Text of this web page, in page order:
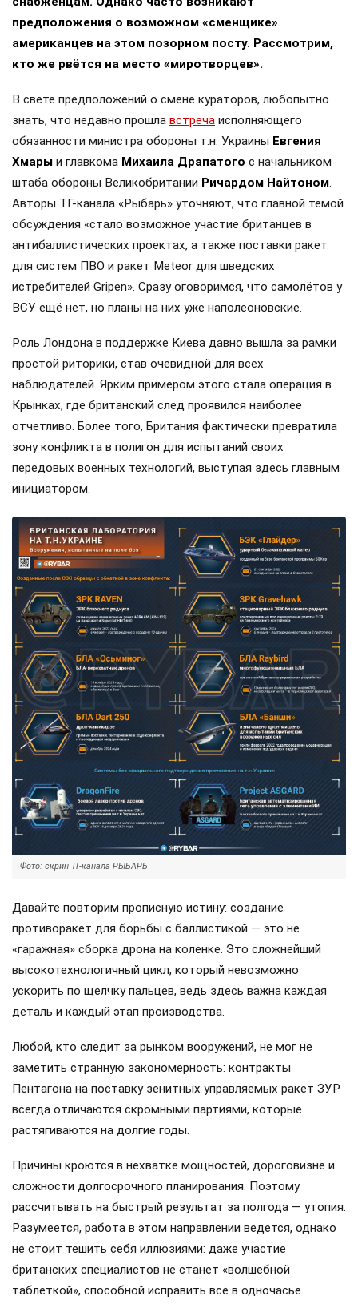
предположения о возможном «сменщике»
американцев на этом позорном посту. Рассмотрим,
кто же рвётся на место «миротворцев».
В свете предположений о смене кураторов, любопытно
знать, что недавно прошла встреча исполняющего
обязанности министра обороны т.н. Украины Евгения
Хмары и главкома Михаила Драпатого с начальником
штаба обороны Великобритании Ричардом Найтоном.
Авторы ТГ-канала «Рыбарь» уточняют, что главной темой
обсуждения «стало возможное участие британцев в
антибаллистических проектах, а также поставки ракет
для систем ПВО и ракет Meteor для шведских
истребителей Gripen». Сразу оговоримся, что самолётов у
ВСУ ещё нет, но планы на них уже наполеоновские.
Роль Лондона в поддержке Киева давно вышла за рамки
простой риторики, став очевидной для всех
наблюдателей. Ярким примером этого стала операция в
Крынках, где британский след проявился наиболее
отчетливо. Более того, Британия фактически превратила
зону конфликта в полигон для испытаний своих
передовых военных технологий, выступая здесь главным
инициатором.
Фото: скрин ТГ-канала РЫБАРЬ
Давайте повторим прописную истину: создание
противоракет для борьбы с баллистикой — это не
«гаражная» сборка дрона на коленке. Это сложнейший
высокотехнологичный цикл, который невозможно
ускорить по щелчку пальцев, ведь здесь важна каждая
деталь и каждый этап производства.
Любой, кто следит за рынком вооружений, не мог не
заметить странную закономерность: контракты
Пентагона на поставку зенитных управляемых ракет ЗУР
всегда отличаются скромными партиями, которые
растягиваются на долгие годы.
Причины кроются в нехватке мощностей, дороговизне и
сложности долгосрочного планирования. Поэтому
рассчитывать на быстрый результат за полгода — утопия.
Разумеется, работа в этом направлении ведется, однако
не стоит тешить себя иллюзиями: даже участие
британских специалистов не станет «волшебной
таблеткой», способной исправить всё в одночасье.